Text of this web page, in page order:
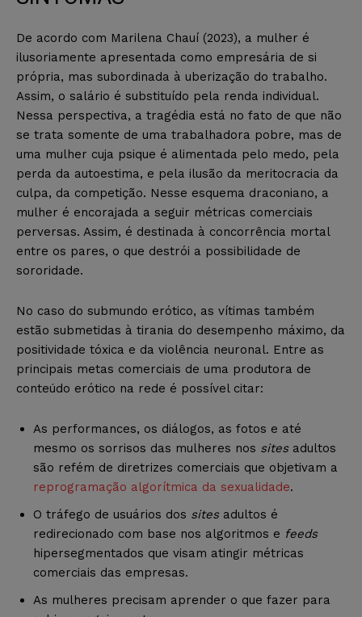
De acordo com Marilena Chauí (2023), a mulher é
ilusoriamente apresentada como empresária de si
própria, mas subordinada à uberização do trabalho.
Assim, o salário é substituído pela renda individual.
Nessa perspectiva, a tragédia está no fato de que não
se trata somente de uma trabalhadora pobre, mas de
uma mulher cuja psique é alimentada pelo medo, pela
perda da autoestima, e pela ilusão da meritocracia da
culpa, da competição. Nesse esquema draconiano, a
mulher é encorajada a seguir métricas comerciais
perversas. Assim, é destinada à concorrência mortal
entre os pares, o que destrói a possibilidade de
sororidade.
No caso do submundo erótico, as vítimas também
estão submetidas à tirania do desempenho máximo, da
positividade tóxica e da violência neuronal. Entre as
principais metas comerciais de uma produtora de
conteúdo erótico na rede é possível citar:
As performances, os diálogos, as fotos e até
mesmo os sorrisos das mulheres nos sitesadultos
são refém de diretrizes comerciais que objetivam a
reprogramação algorítmica da sexualidade.
O tráfego de usuários dos sitesadultos é
redirecionado com base nos algoritmos e feeds
hipersegmentados que visam atingir métricas
comerciais das empresas.
As mulheres precisam aprender o que fazer para